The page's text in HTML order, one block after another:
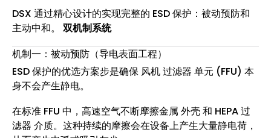
DSX 通过精心设计的实现完整的 ESD 保护：被动预防和
主动中和。 双机制系统
机制一：被动预防（导电表面工程）
ESD 保护的优选方案步是确保 风机 过滤器 单元 (FFU) 本
身不会产生静电。
在标准 FFU 中，高速空气不断摩擦金属 外壳 和 HEPA 过
滤器 介质。这种持续的摩擦会在设备上产生大量静电荷，